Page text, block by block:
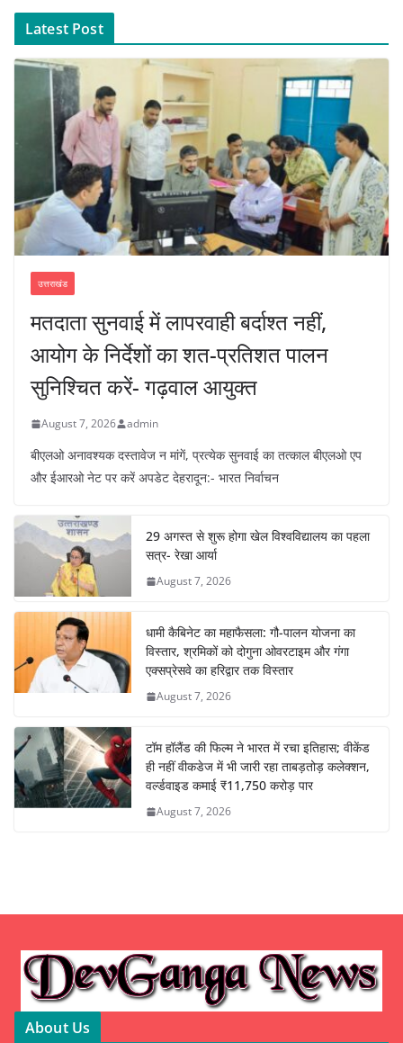
Latest Post
उत्तराखंड
मतदाता सुनवाई में लापरवाही बर्दाश्त नहीं,
आयोग के निर्देशों का शत-प्रतिशत पालन
सुनिश्चित करें- गढ़वाल आयुक्त
August 7, 2026 admin
बीएलओ अनावश्यक दस्तावेज न मांगें, प्रत्येक सुनवाई का तत्काल बीएलओ एप
और ईआरओ नेट पर करें अपडेट देहरादून:- भारत निर्वाचन
29 अगस्त से शुरू होगा खेल विश्वविद्यालय का पहला
सत्र- रेखा आर्या
August 7, 2026
धामी कैबिनेट का महाफैसला: गौ-पालन योजना का
विस्तार, श्रमिकों को दोगुना ओवरटाइम और गंगा
एक्सप्रेसवे का हरिद्वार तक विस्तार
August 7, 2026
टॉम हॉलैंड की फिल्म ने भारत में रचा इतिहास; वीकेंड
ही नहीं वीकडेज में भी जारी रहा ताबड़तोड़ कलेक्शन,
वर्ल्डवाइड कमाई ₹11,750 करोड़ पार
August 7, 2026
About Us